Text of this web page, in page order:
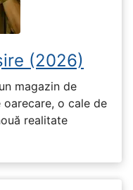
(2026)
magazin de
o cale de
realitate